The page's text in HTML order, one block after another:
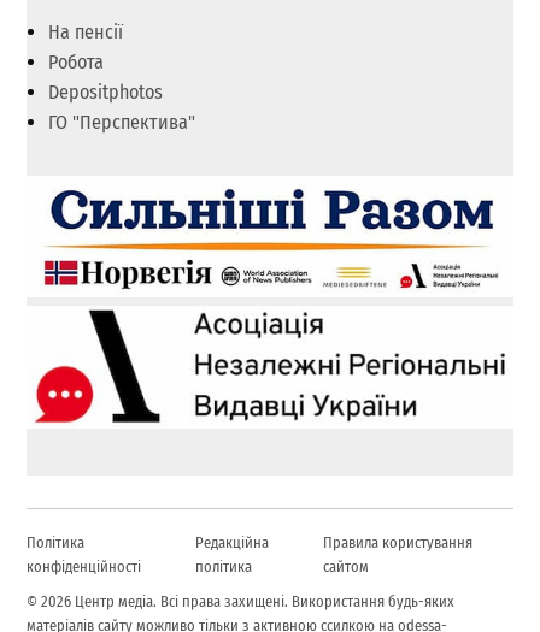
На пенсії
Робота
Depositphotos
ГО "Перспектива"
Політика
конфіденційності
Редакційна
політика
Правила користування
сайтом
© 2026 Центр медіа. Всі права захищені. Використання будь-яких
матеріалів сайту можливо тільки з активною ссилкою на odessa-